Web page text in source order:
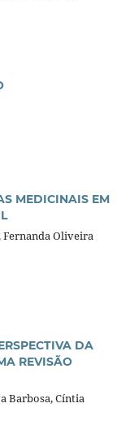
MEDICINAIS EM
Oliveira
DA
REVISÃO
Barbosa, Cíntia